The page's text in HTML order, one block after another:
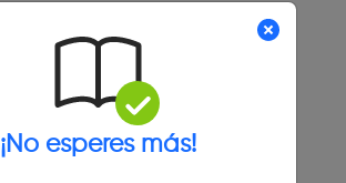
¡No esperes más!